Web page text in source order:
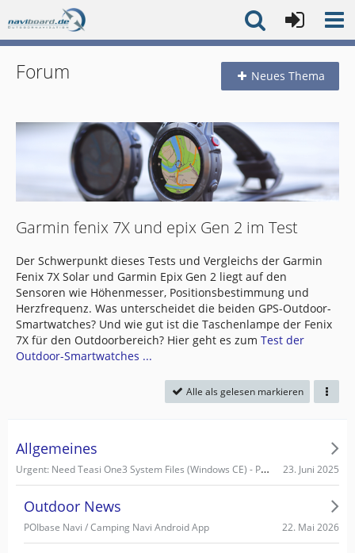
Forum Neues Thema
Garmin fenix 7X und epix Gen 2 im Test
Der Schwerpunkt dieses Tests und Vergleichs der Garmin
Fenix 7X Solar und Garmin Epix Gen 2 liegt auf den
Sensoren wie Höhenmesser, Positionsbestimmung und
Herzfrequenz. Was unterscheidet die beiden GPS-Outdoor-
Smartwatches? Und wie gut ist die Taschenlampe der Fenix
7X für den Outdoorbereich? Hier geht es zum Test der
Outdoor-Smartwatches ...
Alle als gelesen markieren
Allgemeines
Urgent: Need Teasi One3 System Files (Windows CE) - PC recognizes it as Mass Storage! 23. Juni 2025
Outdoor News
POIbase Navi / Camping Navi Android App 22. Mai 2026